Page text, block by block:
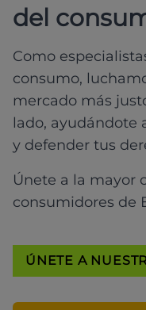
del
Como
consumo,
mercado más
lado, ayudándote
y defender tus
Únete a la mayor
consumidores de
ÚNETE A